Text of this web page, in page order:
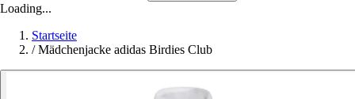
Loading...
Startseite
/ Mädchenjacke adidas Birdies Club